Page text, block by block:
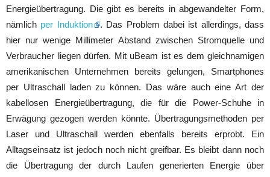
Energieübertragung. Die gibt es bereits in abgewandelter Form,
nämlich per Induktion
. Das Problem dabei ist allerdings, dass
hier nur wenige Millimeter Abstand zwischen Stromquelle und
Verbraucher liegen dürfen. Mit uBeam ist es dem gleichnamigen
amerikanischen Unternehmen bereits gelungen, Smartphones
per Ultraschall laden zu können. Das wäre auch eine Art der
kabellosen Energieübertragung, die für die Power-Schuhe in
Erwägung gezogen werden könnte. Übertragungsmethoden per
Laser und Ultraschall werden ebenfalls bereits erprobt. Ein
Alltagseinsatz ist jedoch noch nicht greifbar. Es bleibt dann noch
die Übertragung der durch Laufen generierten Energie über